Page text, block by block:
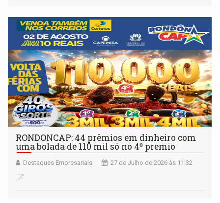
RONDONCAP: 44 prêmios em dinheiro com
uma bolada de 110 mil só no 4º premio
Destaques Empresariais 27 de Julho de 2026 às 11:32